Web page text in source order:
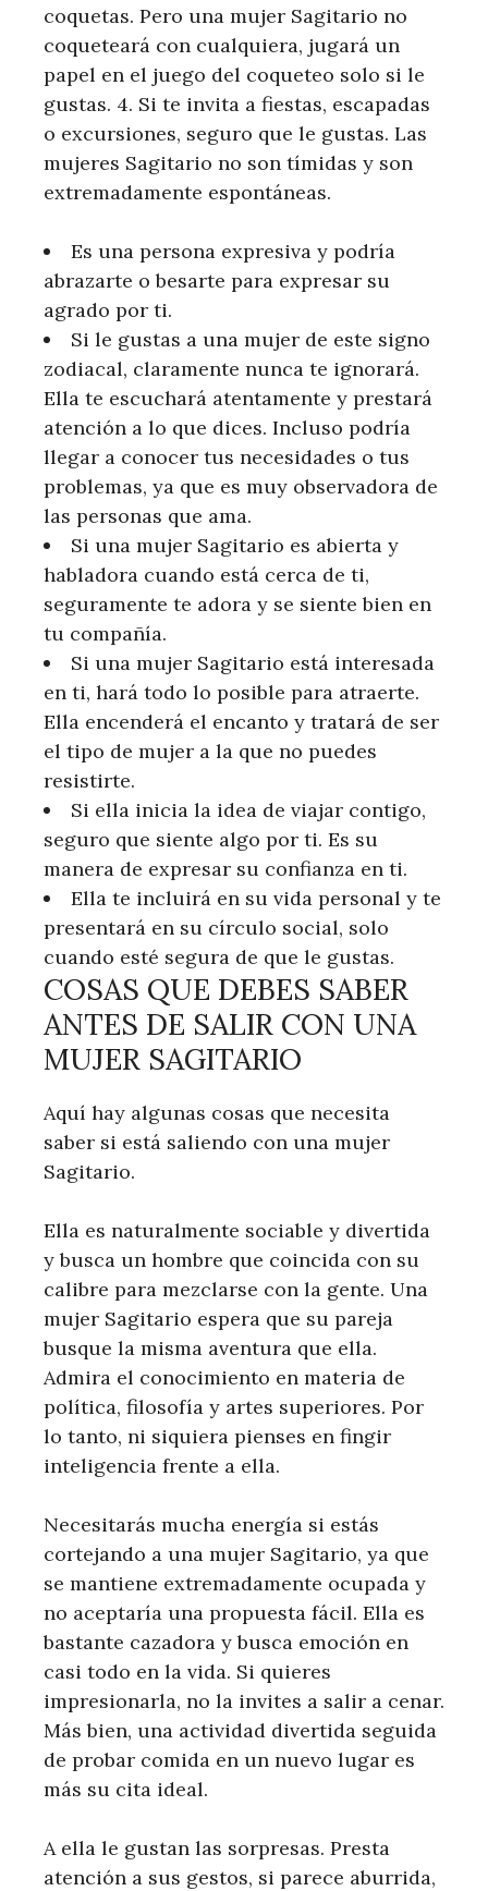
coquetas. Pero una mujer Sagitario no
coqueteará con cualquiera, jugará un
papel en el juego del coqueteo solo si le
gustas. 4. Si te invita a fiestas, escapadas
o excursiones, seguro que le gustas. Las
mujeres Sagitario no son tímidas y son
extremadamente espontáneas.
Es una persona expresiva y podría
abrazarte o besarte para expresar su
agrado por ti.
Si le gustas a una mujer de este signo
zodiacal, claramente nunca te ignorará.
Ella te escuchará atentamente y prestará
atención a lo que dices. Incluso podría
llegar a conocer tus necesidades o tus
problemas, ya que es muy observadora de
las personas que ama.
Si una mujer Sagitario es abierta y
habladora cuando está cerca de ti,
seguramente te adora y se siente bien en
tu compañía.
Si una mujer Sagitario está interesada
en ti, hará todo lo posible para atraerte.
Ella encenderá el encanto y tratará de ser
el tipo de mujer a la que no puedes
resistirte.
Si ella inicia la idea de viajar contigo,
seguro que siente algo por ti. Es su
manera de expresar su confianza en ti.
Ella te incluirá en su vida personal y te
presentará en su círculo social, solo
cuando esté segura de que le gustas.
COSAS QUE DEBES SABER
ANTES DE SALIR CON UNA
MUJER SAGITARIO
Aquí hay algunas cosas que necesita
saber si está saliendo con una mujer
Sagitario.
Ella es naturalmente sociable y divertida
y busca un hombre que coincida con su
calibre para mezclarse con la gente. Una
mujer Sagitario espera que su pareja
busque la misma aventura que ella.
Admira el conocimiento en materia de
política, filosofía y artes superiores. Por
lo tanto, ni siquiera pienses en fingir
inteligencia frente a ella.
Necesitarás mucha energía si estás
cortejando a una mujer Sagitario, ya que
se mantiene extremadamente ocupada y
no aceptaría una propuesta fácil. Ella es
bastante cazadora y busca emoción en
casi todo en la vida. Si quieres
impresionarla, no la invites a salir a cenar.
Más bien, una actividad divertida seguida
de probar comida en un nuevo lugar es
más su cita ideal.
A ella le gustan las sorpresas. Presta
atención a sus gestos, si parece aburrida,